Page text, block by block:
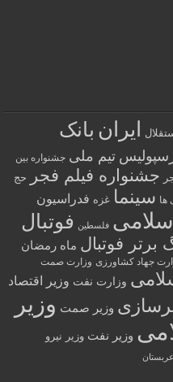
ایران بانک
تیم ملی جشنواره بین
جشنواره فیلم فجر
حج
ها سینما غزه فدراسیون
فلسطین فوتبال
برتر فوتبال ماه رمضان
جهاد کشاورزی وزارت صمت
وزارت نفت وزیر اقتصاد
وزیر صمت وزیر
وزیر نفت وزیر نیرو
عربستان